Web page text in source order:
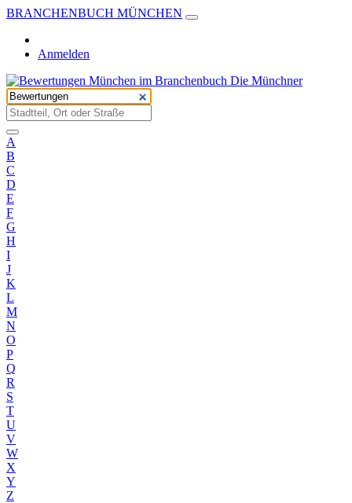
BRANCHENBUCH MÜNCHEN
Anmelden
A
B
C
D
E
F
G
H
I
J
K
L
M
N
O
P
Q
R
S
T
U
V
W
X
Y
Z